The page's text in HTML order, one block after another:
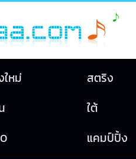
ใหม่
สตริง
ใต้
แคมป์ปิ้ง